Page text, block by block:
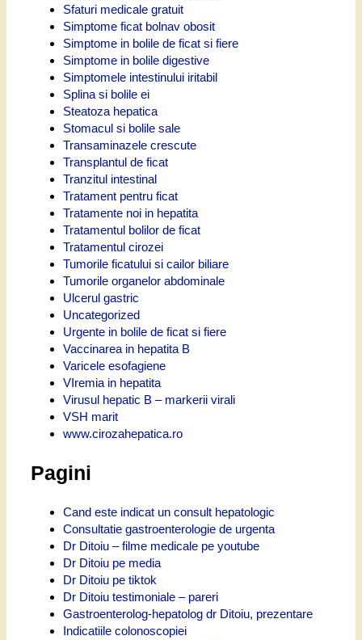
Sfaturi medicale gratuit
Simptome ficat bolnav obosit
Simptome in bolile de ficat si fiere
Simptome in bolile digestive
Simptomele intestinului iritabil
Splina si bolile ei
Steatoza hepatica
Stomacul si bolile sale
Transaminazele crescute
Transplantul de ficat
Tranzitul intestinal
Tratament pentru ficat
Tratamente noi in hepatita
Tratamentul bolilor de ficat
Tratamentul cirozei
Tumorile ficatului si cailor biliare
Tumorile organelor abdominale
Ulcerul gastric
Uncategorized
Urgente in bolile de ficat si fiere
Vaccinarea in hepatita B
Varicele esofagiene
VIremia in hepatita
Virusul hepatic B – markerii virali
VSH marit
www.cirozahepatica.ro
Pagini
Cand este indicat un consult hepatologic
Consultatie gastroenterologie de urgenta
Dr Ditoiu – filme medicale pe youtube
Dr Ditoiu pe media
Dr Ditoiu pe tiktok
Dr Ditoiu testimoniale – pareri
Gastroenterolog-hepatolog dr Ditoiu, prezentare
Indicatiile colonoscopiei